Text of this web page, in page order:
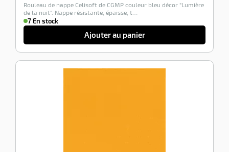
HT
Rouleau de nappe Celisoft de CGMP couleur bleu décor "Lumière
de la nuit". Nappe résistante, épaisse, t…
7 En stock
Ajouter au panier